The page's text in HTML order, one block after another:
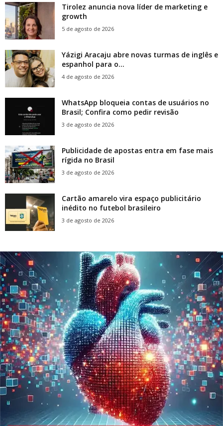
Tirolez anuncia nova líder de marketing e
growth
5 de agosto de 2026
Yázigi Aracaju abre novas turmas de inglês e
espanhol para o...
4 de agosto de 2026
WhatsApp bloqueia contas de usuários no
Brasil; Confira como pedir revisão
3 de agosto de 2026
Publicidade de apostas entra em fase mais
rígida no Brasil
3 de agosto de 2026
Cartão amarelo vira espaço publicitário
inédito no futebol brasileiro
3 de agosto de 2026